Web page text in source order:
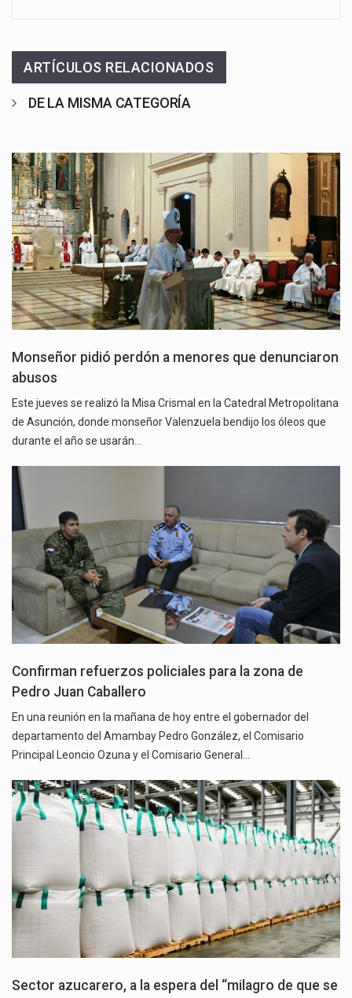
ARTÍCULOS RELACIONADOS
DE LA MISMA CATEGORÍA
Monseñor pidió perdón a menores que denunciaron
abusos
Este jueves se realizó la Misa Crismal en la Catedral Metropolitana
de Asunción, donde monseñor Valenzuela bendijo los óleos que
durante el año se usarán…
Confirman refuerzos policiales para la zona de
Pedro Juan Caballero
En una reunión en la mañana de hoy entre el gobernador del
departamento del Amambay Pedro González, el Comisario
Principal Leoncio Ozuna y el Comisario General…
Sector azucarero, a la espera del “milagro de que se